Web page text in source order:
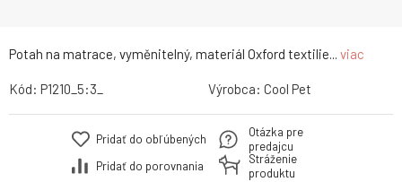
Potah na matrace, vyměnitelný, materiál Oxford textilie... viac
Kód: P1210_5:3_ Výrobca: Cool Pet
Pridať do obľúbených
Pridať do porovnania
Otázka pre
predajcu
Stráženie
produktu